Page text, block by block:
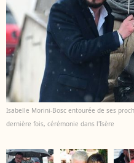
Isabelle Morini-Bosc entourée de ses
dernière fois, cérémonie dans l'Isère